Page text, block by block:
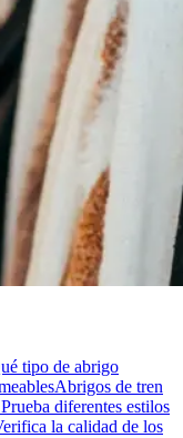
tipo de abrigo
Abrigos de tren
diferentes estilos
la calidad de los